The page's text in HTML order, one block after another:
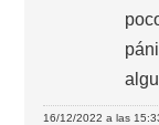
16/12/2022 a las